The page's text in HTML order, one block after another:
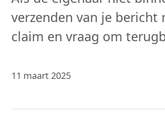
verzenden van je bericht
claim en vraag om
11 maart 2025